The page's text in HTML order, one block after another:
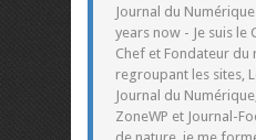
Journal du
years now - Je suis le
Chef et Fondateur du
regroupant les sites,
Journal du
ZoneWP et Journal-